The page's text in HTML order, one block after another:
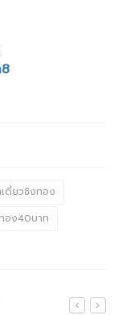
ดี่ยวชิงทอง
อง40บาท